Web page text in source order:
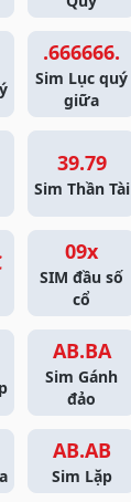
.666666.
Sim Lục quý
giữa
39.79
Sim Thần Tài
09x
SIM đầu số
cổ
AB.BA
Sim Gánh
đảo
AB.AB
Sim Lặp